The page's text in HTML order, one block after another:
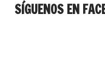
SÍGUENOS EN